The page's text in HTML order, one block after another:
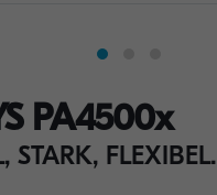
PA4500x
STARK, FLEXIBEL.